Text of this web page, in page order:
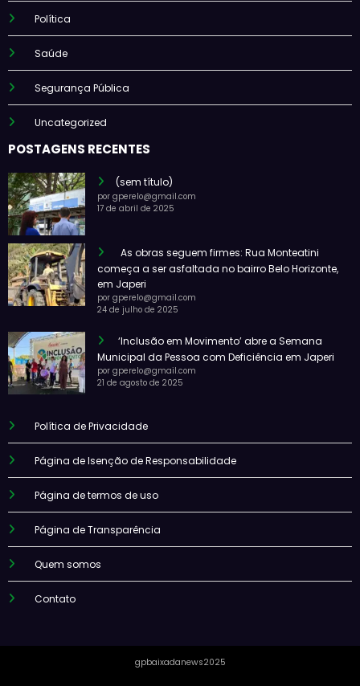
Política
Saúde
Segurança Pública
Uncategorized
POSTAGENS RECENTES
(sem título)
por gperelo@gmail.com
17 de abril de 2025
As obras seguem firmes: Rua Monteatini
começa a ser asfaltada no bairro Belo Horizonte,
em Japeri
por gperelo@gmail.com
24 de julho de 2025
‘Inclusão em Movimento’ abre a Semana
Municipal da Pessoa com Deficiência em Japeri
por gperelo@gmail.com
21 de agosto de 2025
Política de Privacidade
Página de Isenção de Responsabilidade
Página de termos de uso
Página de Transparência
Quem somos
Contato
gpbaixadanews2025